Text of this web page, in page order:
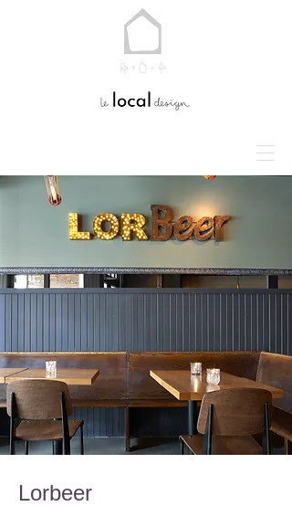
Lorbeer